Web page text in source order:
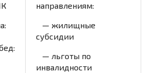
направлениям:
— жилищные
субсидии
— льготы по
инвалидности